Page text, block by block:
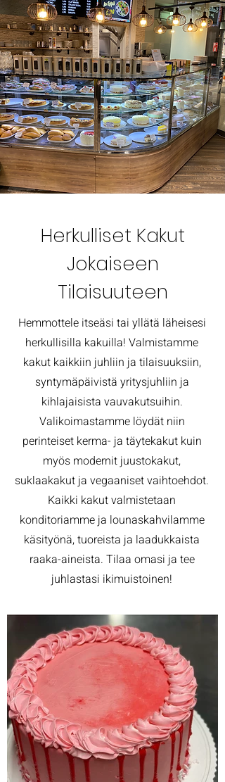
Herkulliset Kakut
Jokaiseen
Tilaisuuteen
Hemmottele itseäsi tai yllätä läheisesi
herkullisilla kakuilla! Valmistamme
kakut kaikkiin juhliin ja tilaisuuksiin,
syntymäpäivistä yritysjuhliin ja
kihlajaisista vauvakutsuihin.
Valikoimastamme löydät niin
perinteiset kerma- ja täytekakut kuin
myös modernit juustokakut,
suklaakakut ja vegaaniset vaihtoehdot.
Kaikki kakut valmistetaan
konditoriamme ja lounaskahvilamme
käsityönä, tuoreista ja laadukkaista
raaka-aineista. Tilaa omasi ja tee
juhlastasi ikimuistoinen!